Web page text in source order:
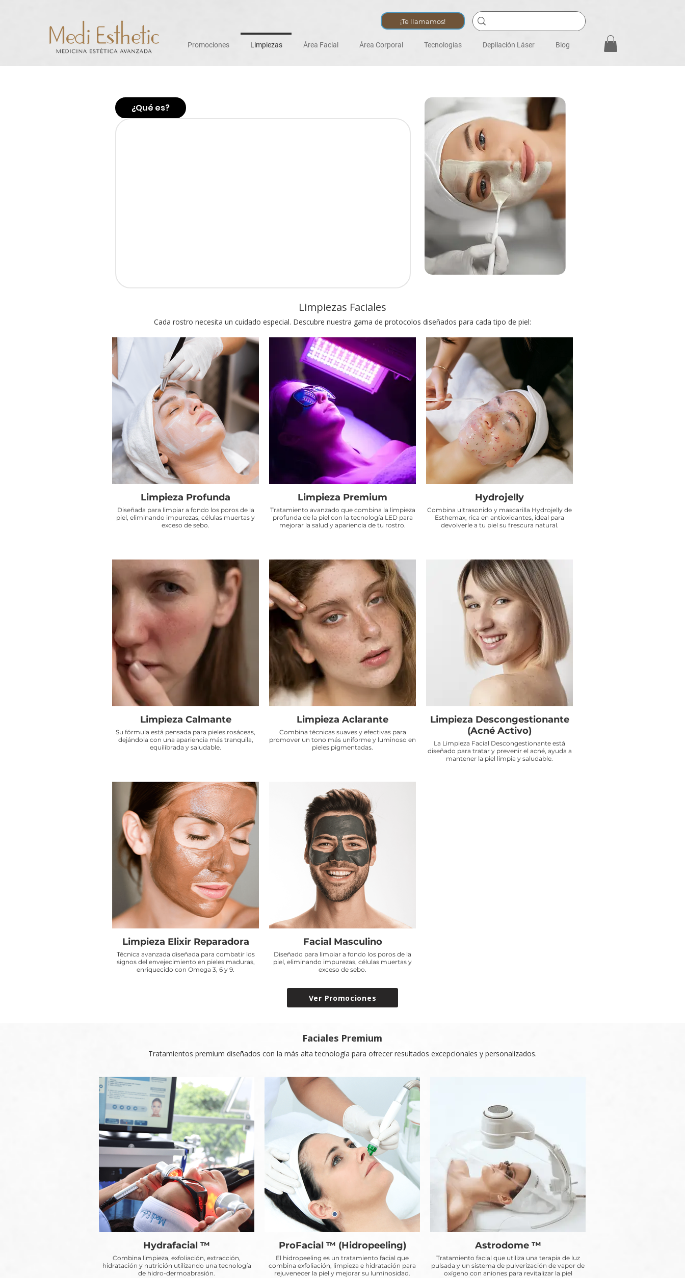
¡Te llamamos!
Promociones Limpiezas Área Facial Área Corporal Tecnologías Depilación Láser Blog
¿Qué es?
Limpiezas Faciales
Cada rostro necesita un cuidado especial. Descubre nuestra gama de protocolos diseñados para cada tipo de piel:
Limpieza Profunda
Diseñada para limpiar a fondo los poros de la
piel, eliminando impurezas, células muertas y
exceso de sebo.
Limpieza Premium
Tratamiento avanzado que combina la limpieza
profunda de la piel con la tecnología LED para
mejorar la salud y apariencia de tu rostro.
Hydrojelly
Combina ultrasonido y mascarilla Hydrojelly de
Esthemax, rica en antioxidantes, ideal para
devolverle a tu piel su frescura natural.
Limpieza Calmante
Su fórmula está pensada para pieles rosáceas,
dejándola con una apariencia más tranquila,
equilibrada y saludable.
Limpieza Aclarante
Combina técnicas suaves y efectivas para
promover un tono más uniforme y luminoso en
pieles pigmentadas.
Limpieza Descongestionante
(Acné Activo)
La Limpieza Facial Descongestionante está
diseñado para tratar y prevenir el acné, ayuda a
mantener la piel limpia y saludable.
Limpieza Elixir Reparadora
Técnica avanzada diseñada para combatir los
signos del envejecimiento en pieles maduras,
enriquecido con Omega 3, 6 y 9.
Facial Masculino
Diseñado para limpiar a fondo los poros de la
piel, eliminando impurezas, células muertas y
exceso de sebo.
Ver Promociones
Faciales Premium
Tratamientos premium diseñados con la más alta tecnología para ofrecer resultados excepcionales y personalizados.
Hydrafacial ™
Combina limpieza, exfoliación, extracción,
hidratación y nutrición utilizando una tecnología
de hidro-dermoabrasión.
ProFacial ™ (Hidropeeling)
El hidropeeling es un tratamiento facial que
combina exfoliación, limpieza e hidratación para
rejuvenecer la piel y mejorar su luminosidad.
Astrodome ™
Tratamiento facial que utiliza una terapia de luz
pulsada y un sistema de pulverización de vapor de
oxígeno con aniones para revitalizar la piel